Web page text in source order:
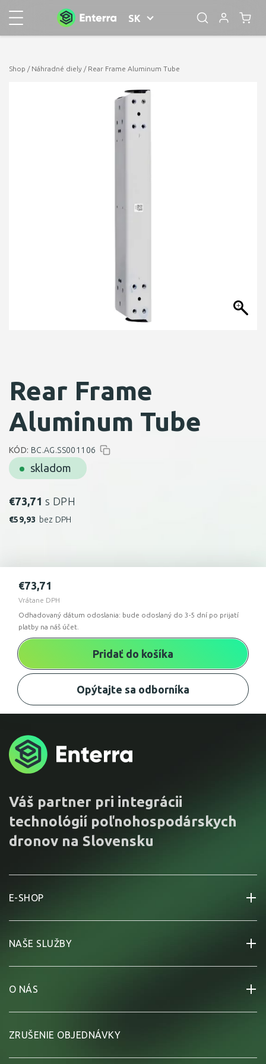
SK
Shop / Náhradné diely / Rear Frame Aluminum Tube
Rear Frame
Aluminum Tube
skladom
KÓD: BC.AG.SS001106
€73,71 s DPH
€59,93 bez DPH
Odhadovaný dátum odoslania: bude odoslaný do 3-5 dní po prijatí
platby na náš účet.
€73,71
Vrátane DPH
Pridať do košíka
Opýtajte sa odborníka
Váš partner pri integrácii
technológií poľnohospodárskych
dronov na Slovensku
E-SHOP
NAŠE SLUŽBY
O NÁS
ZRUŠENIE OBJEDNÁVKY